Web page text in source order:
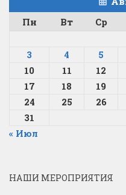
Пн
Вт Ср
3
4 5
10
11 12
17
18 19
24
25 26
31
« Июл
НАШИ МЕРОПРИЯТИЯ